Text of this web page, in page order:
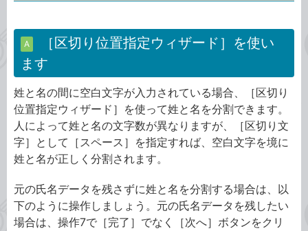
A
［区切り位置指定ウィザード］を使い
ます
姓と名の間に空白文字が入力されている場合、［区切り
位置指定ウィザード］を使って姓と名を分割できます。
人によって姓と名の文字数が異なりますが、［区切り文
字］として［スペース］を指定すれば、空白文字を境に
姓と名が正しく分割されます。
元の氏名データを残さずに姓と名を分割する場合は、以
下のように操作しましょう。元の氏名データを残したい
場合は、操作7で［完了］でなく［次へ］ボタンをクリ